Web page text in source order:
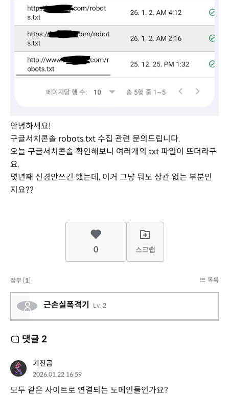
안녕하세요!
구글서치콘솔 robots.txt 수집 관련 문의드립니다.
오늘 구글서치콘솔 확인해보니 여러개의 txt 파일이 뜨더라구
요.
몇년째 신경안쓰긴 했는데, 이거 그냥 둬도 상관 없는 부분인
지요??
0 스크랩
첨부 [1] 목록
근손실폭격기 Lv. 2
댓글 2
기진곰
2026.01.22 16:59
모두 같은 사이트로 연결되는 도메인들인가요?